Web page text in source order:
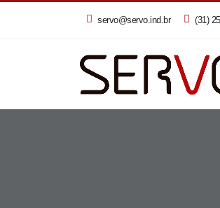
servo@servo.ind.br (31)